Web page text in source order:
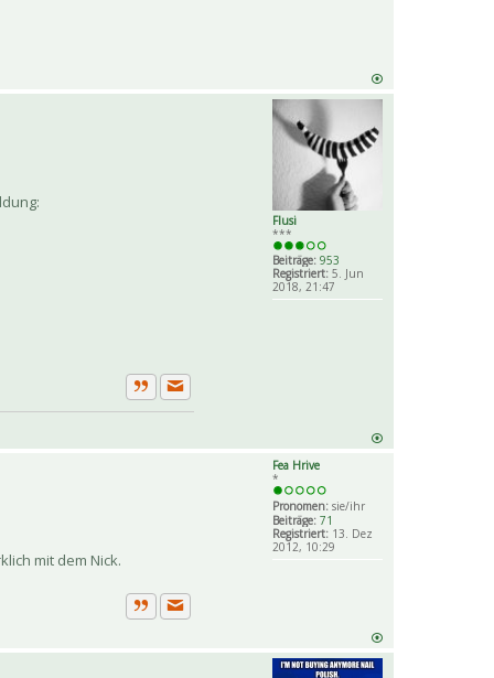
Flusi
***
Beiträge: 953
Registriert: 5. Jun
2018, 21:47
ZitatPrivate Nachricht senden
Fea Hrive
*
Pronomen: sie/ihr
Beiträge: 71
Registriert: 13. Dez
2012, 10:29
mit dem Nick.
ZitatPrivate Nachricht senden